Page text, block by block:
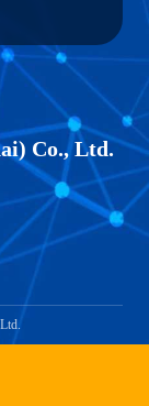
Co., Ltd.
प्राप्त करें